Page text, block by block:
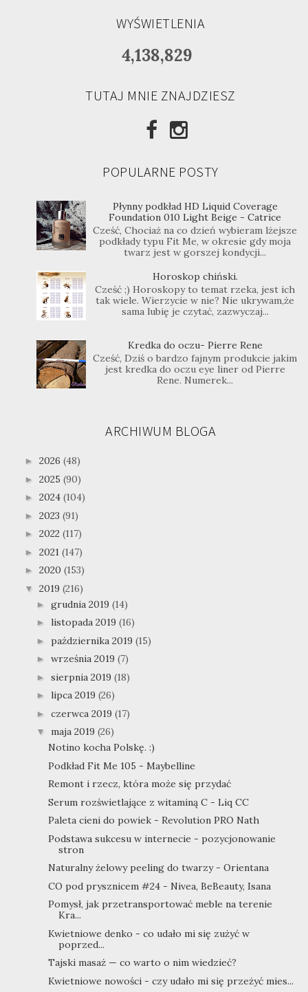
WYŚWIETLENIA
4,138,829
TUTAJ MNIE ZNAJDZIESZ
POPULARNE POSTY
Płynny podkład HD Liquid Coverage
Foundation 010 Light Beige - Catrice
Cześć, Chociaż na co dzień wybieram lżejsze
podkłady typu Fit Me, w okresie gdy moja
twarz jest w gorszej kondycji...
Horoskop chiński.
Cześć ;) Horoskopy to temat rzeka, jest ich
tak wiele. Wierzycie w nie? Nie ukrywam,że
sama lubię je czytać, zazwyczaj...
Kredka do oczu- Pierre Rene
Cześć, Dziś o bardzo fajnym produkcie jakim
jest kredka do oczu eye liner od Pierre
Rene. Numerek...
ARCHIWUM BLOGA
► 2026 (48)
► 2025 (90)
► 2024 (104)
► 2023 (91)
► 2022 (117)
► 2021 (147)
► 2020 (153)
▼ 2019 (216)
► grudnia 2019 (14)
► listopada 2019 (16)
► października 2019 (15)
► września 2019 (7)
► sierpnia 2019 (18)
► lipca 2019 (26)
► czerwca 2019 (17)
▼ maja 2019 (26)
Notino kocha Polskę. :)
Podkład Fit Me 105 - Maybelline
Remont i rzecz, która może się przydać
Serum rozświetlające z witaminą C - Liq CC
Paleta cieni do powiek - Revolution PRO Nath
Podstawa sukcesu w internecie - pozycjonowanie
stron
Naturalny żelowy peeling do twarzy - Orientana
CO pod prysznicem #24 - Nivea, BeBeauty, Isana
Pomysł, jak przetransportować meble na terenie
Kra...
Kwietniowe denko - co udało mi się zużyć w
poprzed...
Tajski masaż — co warto o nim wiedzieć?
Kwietniowe nowości - czy udało mi się przeżyć mies...